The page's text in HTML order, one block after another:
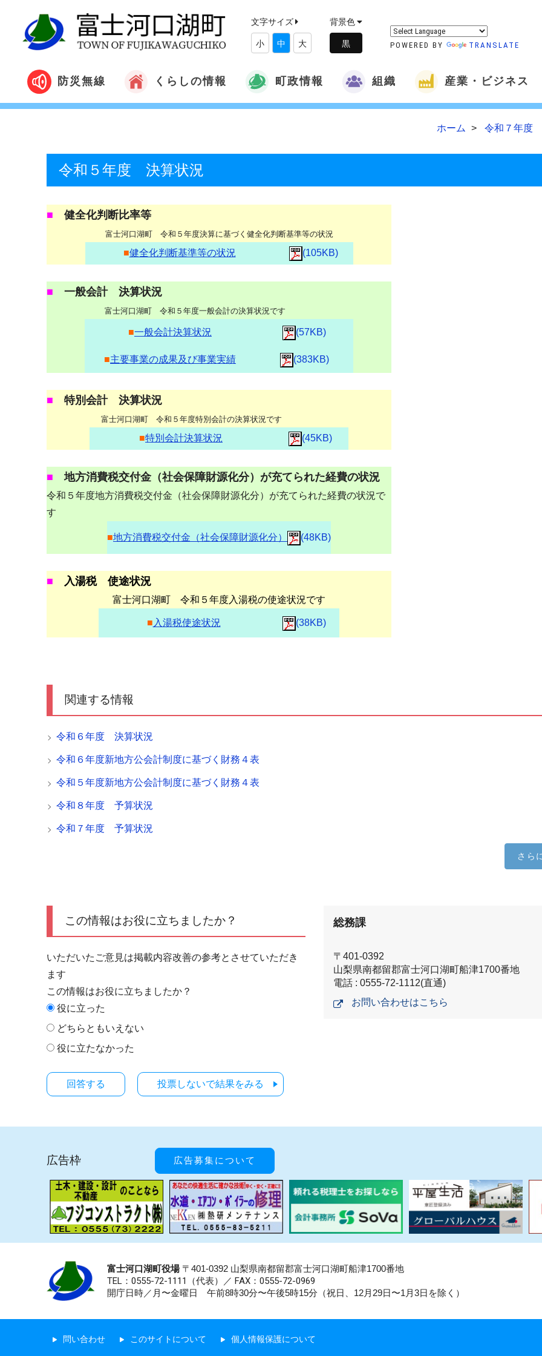
文字サイズ
小 中 大
背景色
POWERED BY TRANSLATE
防災無線 くらしの情報 町政情報 組織 産業・ビジネス
ホーム 令和７年度
令和５年度 決算状況
■ 健全化判断比率等
富士河口湖町 令和５年度決算に基づく健全化判断基準等の状況
■健全化判断基準等の状況 (105KB)
■ 一般会計 決算状況
富士河口湖町 令和５年度一般会計の決算状況です
■一般会計決算状況 (57KB)
■主要事業の成果及び事業実績 (383KB)
■ 特別会計 決算状況
富士河口湖町 令和５年度特別会計の決算状況です
■特別会計決算状況 (45KB)
■ 地方消費税交付金（社会保障財源化分）が充てられた経費の状況
令和５年度地方消費税交付金（社会保障財源化分）が充てられた経費の状況で
す
■地方消費税交付金（社会保障財源化分） (48KB)
■ 入湯税 使途状況
富士河口湖町 令和５年度入湯税の使途状況です
■ 入湯税使途状況 (38KB)
関連する情報
令和６年度 決算状況
令和６年度新地方公会計制度に基づく財務４表
令和５年度新地方公会計制度に基づく財務４表
令和８年度 予算状況
令和７年度 予算状況
さら
この情報はお役に立ちましたか？
いただいたご意見は掲載内容改善の参考とさせていただき
ます
この情報はお役に立ちましたか？
役に立った
どちらともいえない
役に立たなかった
投票しないで結果をみる
総務課
〒401-0392
山梨県南都留郡富士河口湖町船津1700番地
電話 : 0555-72-1112(直通)
お問い合わせはこちら
広告枠 広告募集について
富士河口湖町役場〒401-0392 山梨県南都留郡富士河口湖町船津1700番地
TEL：0555-72-1111 （代表）／ FAX：0555-72-0969
開庁日時／月〜金曜日 午前8時30分〜午後5時15分（祝日、12月29日〜1月3日を除く）
問い合わせ このサイトについて 個人情報保護について